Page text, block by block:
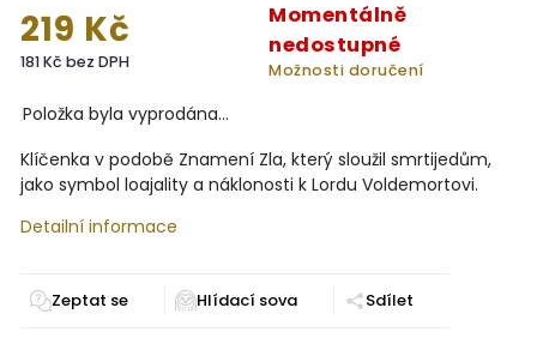
219 Kč
181 Kč bez DPH
Momentálně
nedostupné
Možnosti doručení
Položka byla vyprodána…
Klíčenka v podobě Znamení Zla, který sloužil smrtijedům,
jako symbol loajality a náklonosti k Lordu Voldemortovi.
Detailní informace
Zeptat se Sdílet